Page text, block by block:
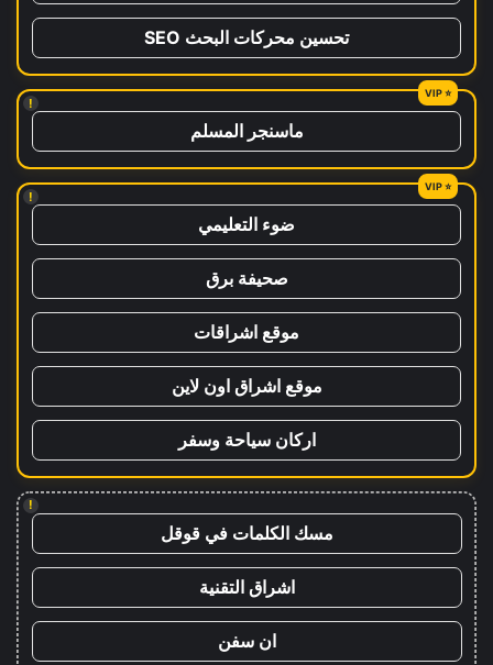
تحسين محركات البحث SEO
!
ماسنجر المسلم
!
ضوء التعليمي
صحيفة برق
موقع اشراقات
موقع اشراق اون لاين
اركان سياحة وسفر
!
مسك الكلمات في قوقل
اشراق التقنية
ان سفن